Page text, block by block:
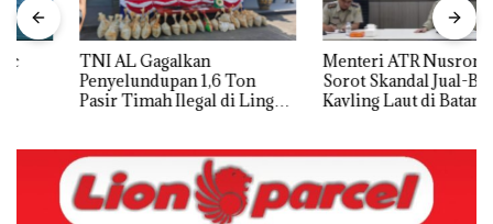
TNI AL Gagalkan
Penyelundupan 1,6 Ton
Pasir Timah Ilegal di Lingga,
Diselundupkan ke Malaysia
Menteri ATR Nusron Wahid
Sorot Skandal Jual-Beli
Kavling Laut di Batam